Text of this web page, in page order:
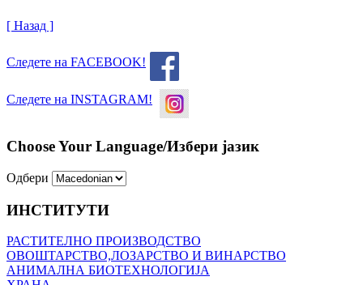
[ Назад ]
Следете на FACEBOOK!
Следете на INSTAGRAM!
Choose Your Language/Избери јазик
Одбери
ИНСТИТУТИ
РАСТИТЕЛНО ПРОИЗВОДСТВО
ОВОШТАРСТВО,ЛОЗАРСТВО И ВИНАРСТВО
АНИМАЛНА БИОТЕХНОЛОГИЈА